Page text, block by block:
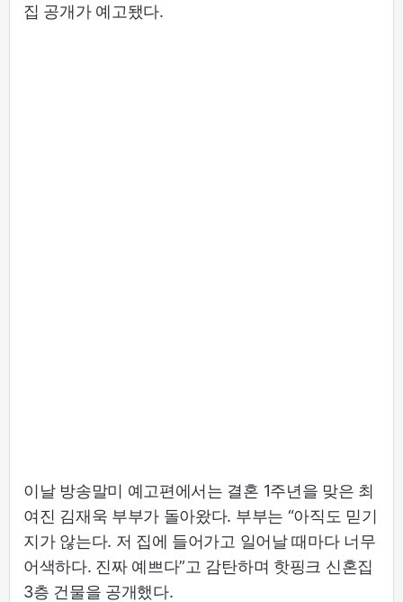
집 공개가 예고됐다.
이날 방송말미 예고편에서는 결혼 1주년을 맞은 최
여진 김재욱 부부가 돌아왔다. 부부는 “아직도 믿기
지가 않는다. 저 집에 들어가고 일어날 때마다 너무
어색하다. 진짜 예쁘다”고 감탄하며 핫핑크 신혼집
3층 건물을 공개했다.